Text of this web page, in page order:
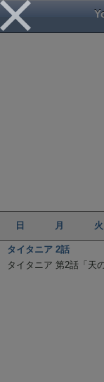
日 月 火
タイタニア 2話
タイタニア 第2話「天